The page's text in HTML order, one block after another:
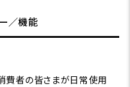
／機能
費者の皆さまが日常使用